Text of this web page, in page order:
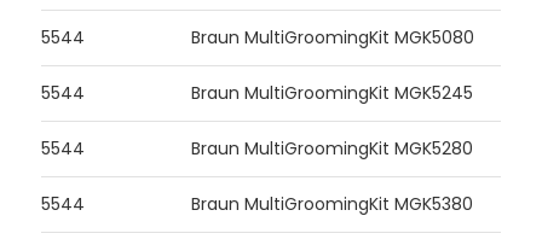
5544 Braun MultiGroomingKit MGK5080
5544 Braun MultiGroomingKit MGK5245
5544 Braun MultiGroomingKit MGK5280
5544 Braun MultiGroomingKit MGK5380